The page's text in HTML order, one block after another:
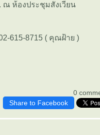
ห้องประชุมสังเวียน
615-8715 ( คุณฝ้าย )
0
Share to Facebook